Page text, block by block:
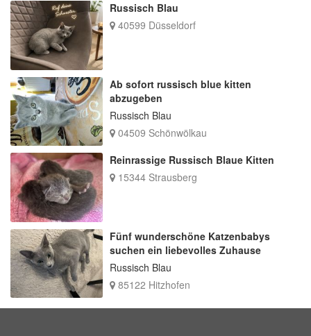
Russisch Blau
40599 Düsseldorf
Ab sofort russisch blue kitten
abzugeben
Russisch Blau
04509 Schönwölkau
Reinrassige Russisch Blaue Kitten
15344 Strausberg
Fünf wunderschöne Katzenbabys
suchen ein liebevolles Zuhause
Russisch Blau
85122 Hitzhofen